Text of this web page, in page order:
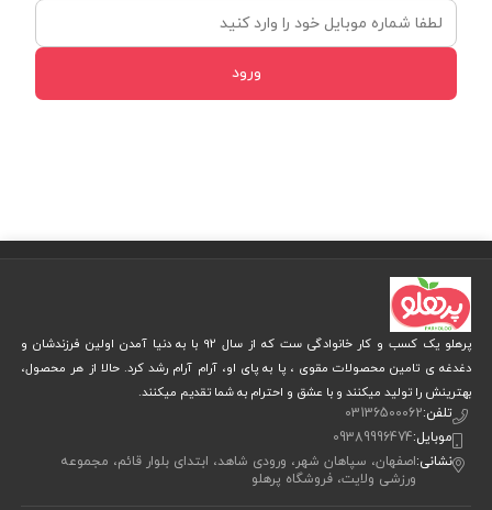
ورود
پرهلو یک کسب و کار خانوادگی ست که از سال 92 با به دنیا آمدن اولین فرزندشان و
دغدغه ی تامین محصولات مقوی ، پا به پای او، آرام آرام رشد کرد. حالا از هر محصول،
بهترینش را تولید میکنند و با عشق و احترام به شما تقدیم میکنند.
تلفن:03136500062
موبایل:09389996474
نشانی:اصفهان، سپاهان شهر، ورودی شاهد، ابتدای بلوار قائم، مجموعه
ورزشی ولایت، فروشگاه پرهلو